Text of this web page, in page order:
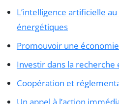
L’intelligence artificielle
énergétiques
Promouvoir une
Investir dans la
Coopération et